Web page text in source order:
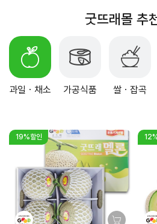
굿뜨래몰 추
과일ㆍ채소 가공식품 쌀ㆍ잡곡
19%할인